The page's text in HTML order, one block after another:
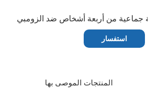
جماعية من أربعة أشخاص ضد الزومبي
استفسار
المنتجات الموصى بها